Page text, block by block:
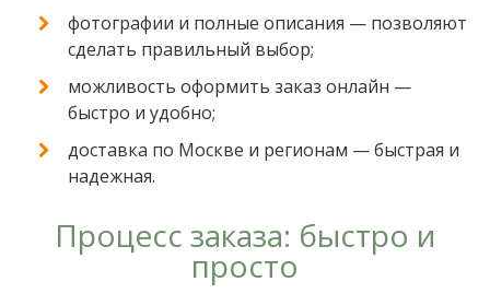
фотографии и полные описания — позволяют
сделать правильный выбор;
можливость оформить заказ онлайн —
быстро и удобно;
доставка по Москве и регионам — быстрая и
надежная.
Процесс заказа: быстро и
просто